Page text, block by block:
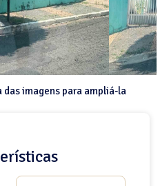
imagens para ampliá-la